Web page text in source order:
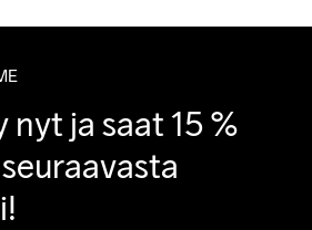
nyt ja saat 15 %